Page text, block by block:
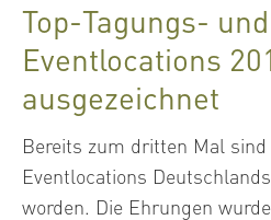
Top-Tagungs- und
Eventlocations
ausgezeichnet
Bereits zum dritten Mal sind
Eventlocations
worden. Die Ehrungen